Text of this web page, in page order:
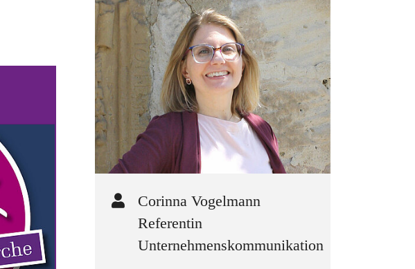
Corinna Vogelmann
Referentin
Unternehmenskommunikation